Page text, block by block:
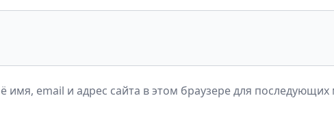
имя, email и адрес сайта в этом браузере для